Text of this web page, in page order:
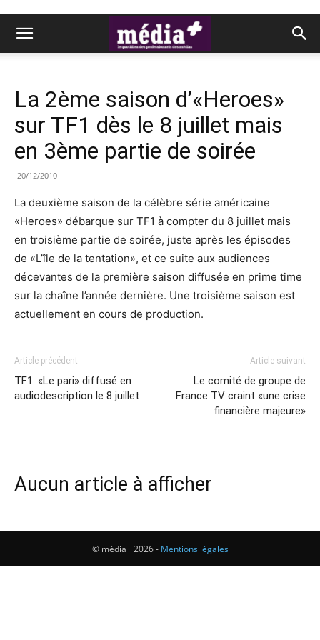
La 2ème saison d’«Heroes»
sur TF1 dès le 8 juillet mais
en 3ème partie de soirée
20/12/2010
La deuxième saison de la célèbre série américaine
«Heroes» débarque sur TF1 à compter du 8 juillet mais
en troisième partie de soirée, juste après les épisodes
de «L’île de la tentation», et ce suite aux audiences
décevantes de la première saison diffusée en prime time
sur la chaîne l’année dernière. Une troisième saison est
actuellement en cours de production.
Article précédent
TF1: «Le pari» diffusé en
audiodescription le 8 juillet
Article suivant
Le comité de groupe de
France TV craint «une crise
financière majeure»
Aucun article à afficher
© média+ 2026 - Mentions légales